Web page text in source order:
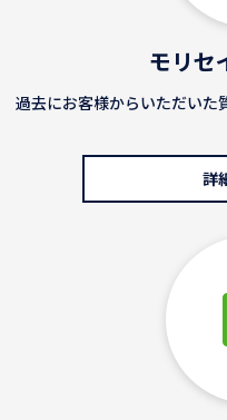
モリセ
過去にお客様からいただいた
詳